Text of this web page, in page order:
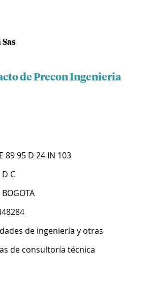
de Precon Ingenieria
89 95 D 24 IN 103
D C
BOGOTA
de ingeniería y otras
de consultoría técnica